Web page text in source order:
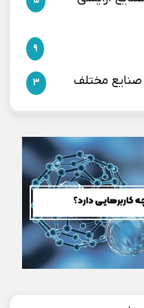
9
صنایع مختلف 3